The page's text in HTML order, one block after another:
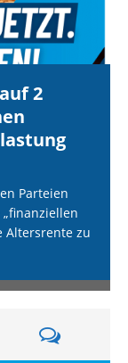
2
Parteien
Altersrente zu